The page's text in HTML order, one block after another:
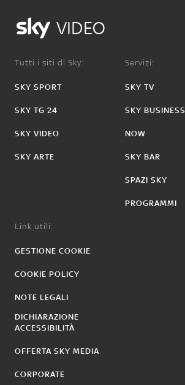
VIDEO
Tutti i siti di Sky:
SKY SPORT
SKY TG 24
SKY VIDEO
SKY ARTE
Servizi:
SKY TV
SKY BUSINESS
NOW
SKY BAR
SPAZI SKY
PROGRAMMI
Link utili:
GESTIONE COOKIE
COOKIE POLICY
NOTE LEGALI
DICHIARAZIONE
ACCESSIBILITÀ
OFFERTA SKY MEDIA
CORPORATE